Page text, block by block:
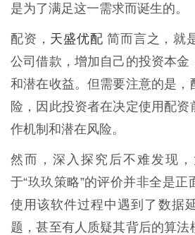
是为了满足这一需求而诞生的。
配资， 天盛优配简而言之，就
公司借款，增加自己的投资本金
和潜在收益。但需要注意的是，
险，因此投资者在决定使用配资
作机制和潜在风险。
然而，深入探究后不难发现，
于“玖玖策略”的评价并非全是正
使用该软件过程中遇到了数据
题，甚至有人质疑其背后的算法